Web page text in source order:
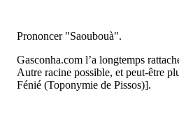
Prononcer "Saoubouà".
Gasconha.com l’a longtemps
Autre racine possible, et peut-être
Fénié (Toponymie de Pissos)].